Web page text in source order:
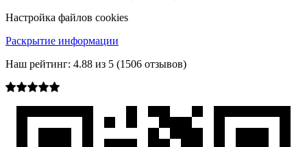
Настройка файлов cookies
Раскрытие информации
Наш рейтинг: 4.88 из 5 (1506 отзывов)